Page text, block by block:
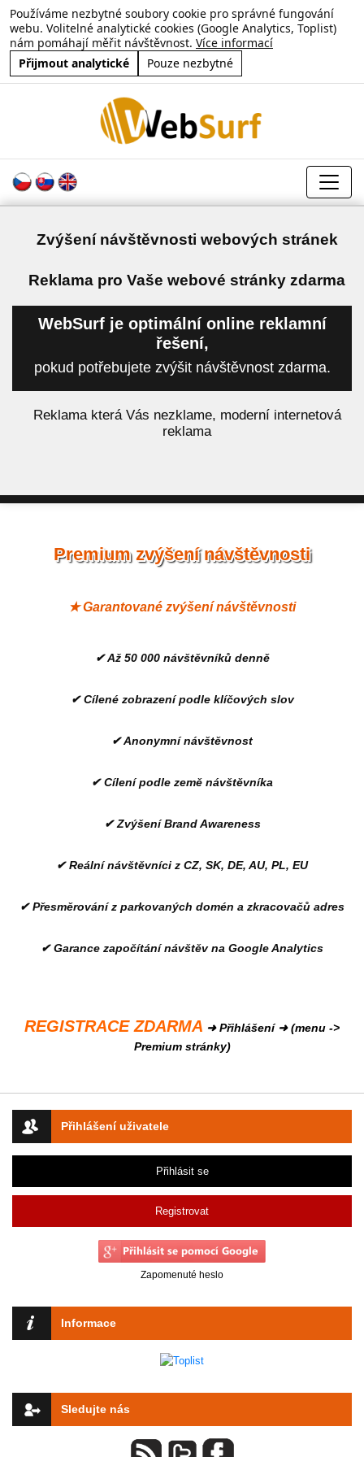
Používáme nezbytné soubory cookie pro správné fungování
webu. Volitelné analytické cookies (Google Analytics, Toplist)
nám pomáhají měřit návštěvnost. Více informací
Přijmout analytické
Pouze nezbytné
Zvýšení návštěvnosti webových stránek
Reklama pro Vaše webové stránky zdarma
WebSurf je optimální online reklamní
řešení,
pokud potřebujete zvýšit návštěvnost zdarma.
Reklama která Vás nezklame, moderní internetová
reklama
Přihlášení uživatele
Přihlásit se
Registrovat
Zapomenuté heslo
Informace
Sledujte nás
Premium zvýšení návštěvnosti
★ Garantované zvýšení návštěvnosti
✔ Až 50 000 návštěvníků denně
✔ Cílené zobrazení podle klíčových slov
✔ Anonymní návštěvnost
✔ Cílení podle země návštěvníka
✔ Zvýšení Brand Awareness
✔ Reální návštěvníci z CZ, SK, DE, AU, PL, EU
✔ Přesměrování z parkovaných domén a zkracovačů adres
✔ Garance započítání návštěv na Google Analytics
REGISTRACE ZDARMA ➜ Přihlášení ➜ (menu ->
Premium stránky)